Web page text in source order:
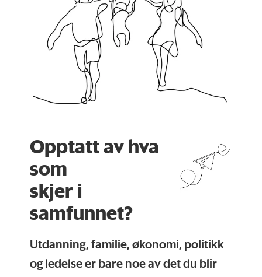
Opptatt av hva
som
skjer i
samfunnet?
Utdanning, familie, økonomi, politikk
og ledelse er bare noe av det du blir